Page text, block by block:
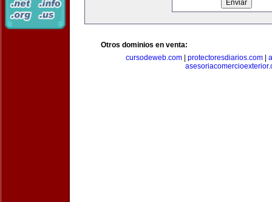
Otros dominios en venta:
cursodeweb.com
protectoresdiarios.com